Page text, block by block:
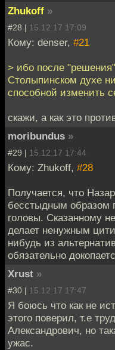
Zhukoff »
#28 | 15.12.17 17:09
Кому: denser, #21
> ибо после
Столыпинском духе
способной изменить
скажи, а как это
moribundus »
#29 | 15.12.17 17:44
Кому: Zhukoff, #28
Получается, что
бесстыдным образом
головы. Сказанному
делает ненужным
нибудь из
обязательно
Xrust »
#30 | 15.12.17 17:47
Я боюсь что как не
этого поверил, т.е
Александрович, но
ужас.